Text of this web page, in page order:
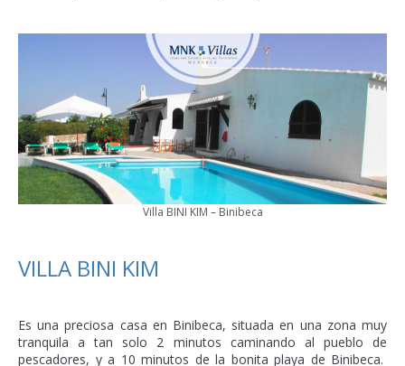
Villa BINI KIM – Binibeca
VILLA BINI KIM
Es una preciosa casa en Binibeca, situada en una zona muy
tranquila a tan solo 2 minutos caminando al pueblo de
pescadores, y a 10 minutos de la bonita playa de Binibeca.